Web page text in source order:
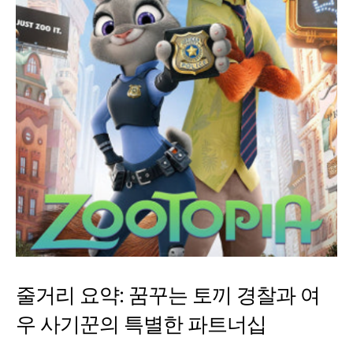
줄거리 요약: 꿈꾸는 토끼 경찰과 여
우 사기꾼의 특별한 파트너십